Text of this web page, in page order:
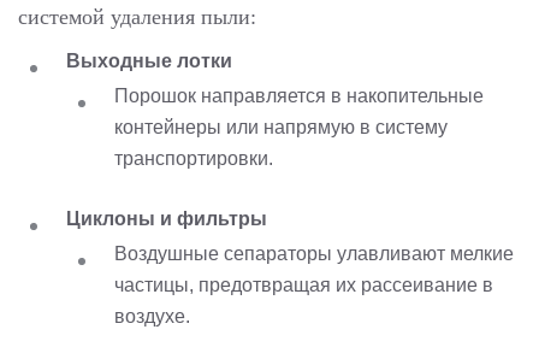
системой удаления пыли:
Выходные лотки
Порошок направляется в накопительные
контейнеры или напрямую в систему
транспортировки.
Циклоны и фильтры
Воздушные сепараторы улавливают мелкие
частицы, предотвращая их рассеивание в
воздухе.